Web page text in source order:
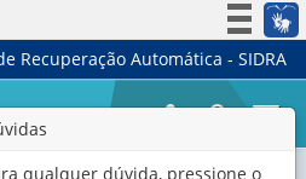
Simplifique!
Legislação
Recuperação Automática - SIDRA
qualquer dúvida, pressione o